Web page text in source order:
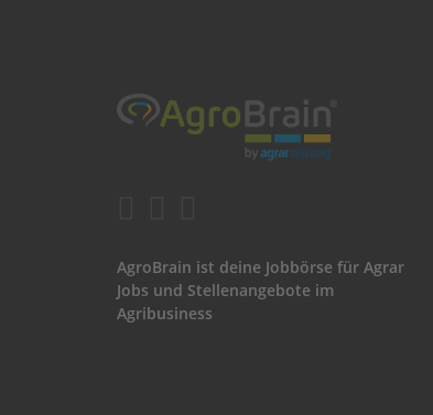
AgroBrain ist deine Jobbörse für Agrar
Jobs und Stellenangebote im
Agribusiness